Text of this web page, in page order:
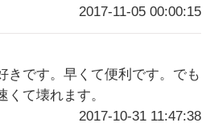
2017-11-05 00:00:15
きです。早くて便利です。でも
くて壊れます。
2017-10-31 11:47:38